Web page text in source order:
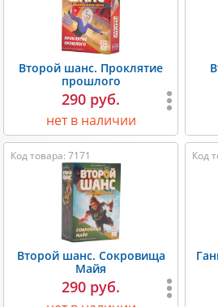
Второй шанс. Проклятие
прошлого
290 руб.
нет в наличии
Код товара: 7171
Второй шанс. Сокровища
Майя
290 руб.
Код